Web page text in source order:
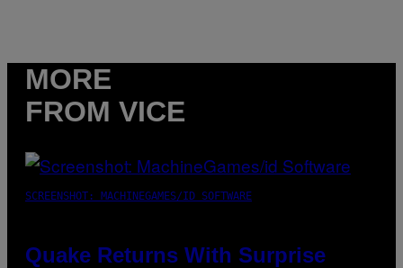
MORE
FROM VICE
SCREENSHOT: MACHINEGAMES/ID SOFTWARE
Quake Returns With Surprise